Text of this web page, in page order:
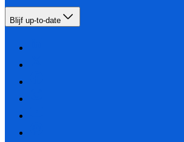
Blijf up-to-date